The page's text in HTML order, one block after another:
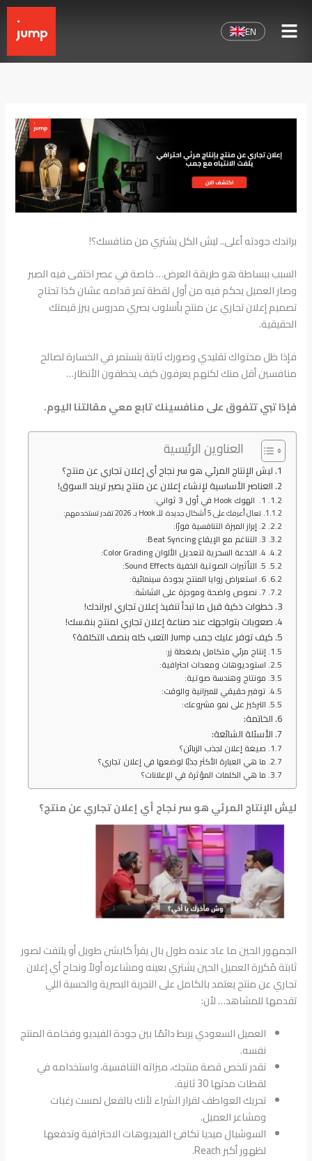
المحتوى
EN
براندك جودته أعلى.. ليش الكل يشتري من منافسك؟!
السبب ببساطة هو طريقة العرض… خاصة في عصر اختفى فيه الصبر
وصار العميل يحكم فيه من أول لقطة تمر قدامه عشان كذا تحتاج
تصميم إعلان تجاري عن منتج بأسلوب بصري مدروس يبرز قيمتك
الحقيقية.
فإذا ظل محتواك تقليدي وصورك ثابتة بتستمر في الخسارة لصالح
منافسين أقل منك لكنهم يعرفون كيف يخطفون الأنظار…
فإذا تبي تتفوق على منافسينك تابع معي مقالتنا اليوم.
العناوين الرئيسية
ليش الإنتاج المرئي هو سر نجاح أي إعلان تجاري عن منتج؟
العناصر الأساسية لإنشاء إعلان عن منتج يصير تريند السوق!
1. الهوك Hook في أول 3 ثواني:
تعال أعرفك على 5 أشكال جديدة للـ Hook بـ 2026 تقدر تستخدمهم:
2. إبراز الميزة التنافسية فورًا:
3. التناغم مع الإيقاع Beat Syncing:
4. الخدعة السحرية لتعديل الألوان Color Grading:
5. التأثيرات الصوتية الخفية Sound Effects:
6. استعراض زوايا المنتج بجودة سينمائية:
7. نصوص واضحة وموجزة على الشاشة:
خطوات ذكية قبل ما تبدأ تنفيذ إعلان تجاري لبراندك!
صعوبات بتواجهك عند صناعة إعلان تجاري لمنتج بنفسك!
كيف توفر عليك جمب Jump التعب كله بنصف التكلفة؟
إنتاج مرئي متكامل بضغطة زر:
استوديوهات ومعدات احترافية:
مونتاج وهندسة صوتية:
توفير حقيقي للميزانية والوقت:
التركيز على نمو مشروعك:
الخاتمة:
الأسئلة الشائعة:
صيغة إعلان لجذب الزبائن؟
ما هي العبارة الأكثر جذبًا لوضعها في إعلان تجاري؟
ما هي الكلمات المؤثرة في الإعلانات؟
ليش الإنتاج المرئي هو سر نجاح أي إعلان تجاري عن منتج؟
الجمهور الحين ما عاد عنده طول بال يقرأ كابشن طويل أو يلتفت لصور
ثابتة مُكررة العميل الحين يشتري بعينه ومشاعره أولاً ونجاح أي إعلان
تجاري عن منتج يعتمد بالكامل على التجربة البصرية والحسية اللي
تقدمها للمشاهد… لأن:
العميل السعودي يربط دائمًا بين جودة الفيديو وفخامة المنتج
نفسه.
تقدر تلخص قصة منتجك، ميزاته التنافسية، واستخدامه في
لقطات مدتها 30 ثانية.
تحريك العواطف لقرار الشراء لأنك بالفعل لمست رغبات
ومشاعر العميل.
السوشيال ميديا تكافئ الفيديوهات الاحترافية وتدفعها
لظهور أكبر Reach.